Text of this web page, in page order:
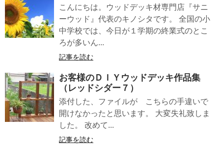
こんにちは。ウッドデッキ材専門店『サニ
ーウッド』代表のキノシタです。 全国の小
中学校では、今日が１学期の終業式のとこ
ろが多いん...
記事を読む
お客様のＤＩＹウッドデッキ作品集
（レッドシダー７）
添付した、ファイルが こちらの手違いで
開けなかったと思います。 大変失礼致しま
した。 改めて...
記事を読む